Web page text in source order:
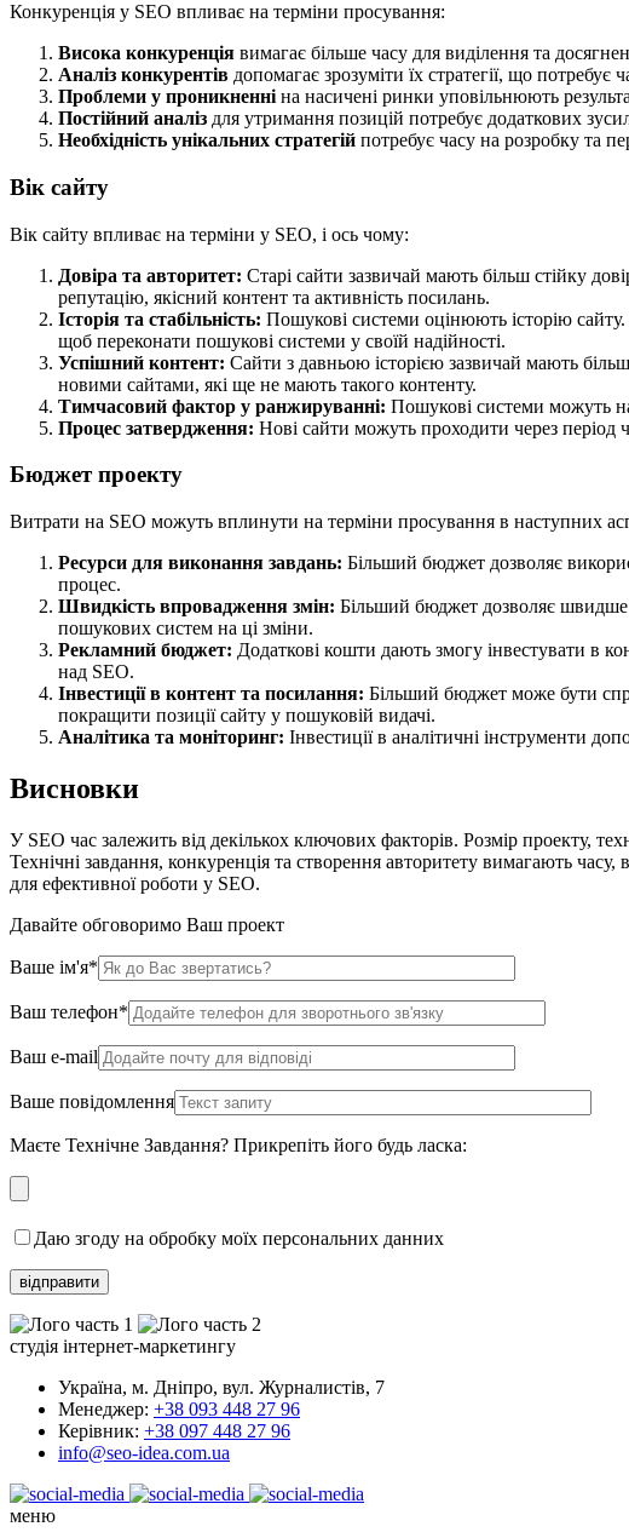
Конкуренція у SEO впливає на терміни просування:
Висока конкуренція вимагає більше часу для виділення та
Аналіз конкурентів допомагає зрозуміти їх стратегії, що потребує
Проблеми у проникненні на насичені ринки уповільнюють
Постійний аналіз для утримання позицій потребує додаткових
Необхідність унікальних стратегій потребує часу на розробку та
Вік сайту
Вік сайту впливає на терміни у SEO, і ось чому:
Довіра та авторитет: Старі сайти зазвичай мають більш стійку
репутацію, якісний контент та активність посилань.
Історія та стабільність: Пошукові системи оцінюють історію
щоб переконати пошукові системи у своїй надійності.
Успішний контент: Сайти з давньою історією зазвичай мають
новими сайтами, які ще не мають такого контенту.
Тимчасовий фактор у ранжируванні: Пошукові системи можуть
Процес затвердження: Нові сайти можуть проходити через
Бюджет проекту
Витрати на SEO можуть вплинути на терміни просування в наступних
Ресурси для виконання завдань: Більший бюджет дозволяє
процес.
Швидкість впровадження змін: Більший бюджет дозволяє швидше
пошукових систем на ці зміни.
Рекламний бюджет: Додаткові кошти дають змогу інвестувати в
над SEO.
Інвестиції в контент та посилання: Більший бюджет може бути
покращити позиції сайту у пошуковій видачі.
Аналітика та моніторинг: Інвестиції в аналітичні інструменти
Висновки
У SEO час залежить від декількох ключових факторів. Розмір проекту,
Технічні завдання, конкуренція та створення авторитету вимагають
для ефективної роботи у SEO.
Давайте обговоримо Ваш проект
Ваше ім'я*
Ваш телефон*
Ваш e-mail
Ваше повідомлення
Маєте Технічне Завдання? Прикрепіть його будь ласка:
Даю згоду на обробку моїх персональних данних
студія інтернет-маркетингу
Україна, м. Дніпро, вул. Журналистів, 7
Менеджер: +38 093 448 27 96
Керівник: +38 097 448 27 96
info@seo-idea.com.ua
меню